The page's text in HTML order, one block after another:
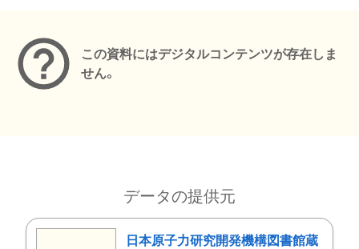
この資料にはデジタルコンテンツが存在しま
せん。
データの提供元
日本原子力研究開発機構図書館蔵